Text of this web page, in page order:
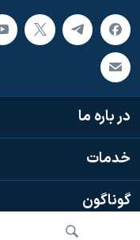
در باره ما
خدمات
گوناگون